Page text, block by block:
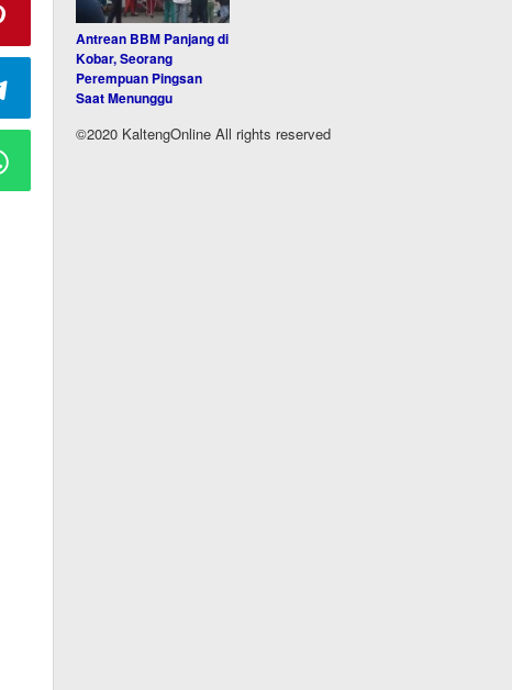
Antrean BBM Panjang di
Kobar, Seorang
Perempuan Pingsan
Saat Menunggu
©2020 KaltengOnline All rights reserved